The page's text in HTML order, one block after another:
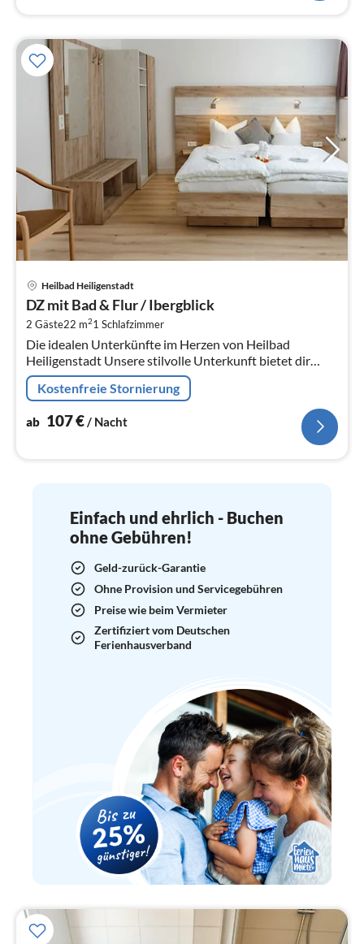
Heilbad Heiligenstadt
DZ mit Bad & Flur / Ibergblick
2 Gäste22 m21 Schlafzimmer
Die idealen Unterkünfte im Herzen von Heilbad
Heiligenstadt Unsere stilvolle Unterkunft bietet dir
moderne Annehmlichkeiten und eine zentrale Lage in
Heilbad Hei...
Kostenfreie Stornierung
ab 107€/ Nacht
Einfach und ehrlich - Buchen
ohne Gebühren!
Geld-zurück-Garantie
Ohne Provision und Servicegebühren
Preise wie beim Vermieter
Zertifiziert vom Deutschen
Ferienhausverband